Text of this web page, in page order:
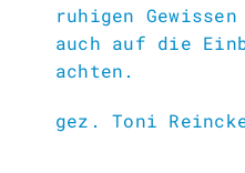
ruhigen
auch auf die
achten.
gez. Toni